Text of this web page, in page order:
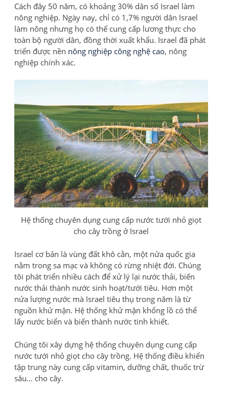
Cách đây 50 năm, có khoảng 30% dân số Israel làm
nông nghiệp. Ngày nay, chỉ có 1,7% người dân Israel
làm nông nhưng họ có thể cung cấp lương thực cho
toàn bộ người dân, đồng thời xuất khẩu. Israel đã phát
triển được nền nông nghiệp công nghệ cao, nông
nghiệp chính xác.
Hệ thống chuyên dụng cung cấp nước tưới nhỏ giọt
cho cây trồng ở Israel
Israel cơ bản là vùng đất khô cằn, một nửa quốc gia
nằm trong sa mạc và không có rừng nhiệt đới. Chúng
tôi phát triển nhiều cách để xử lý lại nước thải, biến
nước thải thành nước sinh hoạt/tưới tiêu. Hơn một
nửa lượng nước mà Israel tiêu thụ trong năm là từ
nguồn khử mặn. Hệ thống khử mặn khổng lồ có thể
lấy nước biển và biến thành nước tinh khiết.
Chúng tôi xây dựng hệ thống chuyên dụng cung cấp
nước tưới nhỏ giọt cho cây trồng. Hệ thống điều khiển
tập trung này cung cấp vitamin, dưỡng chất, thuốc trừ
sâu… cho cây.